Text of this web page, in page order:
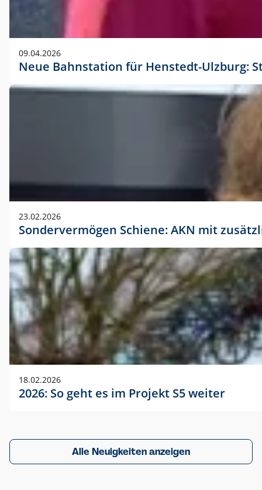
09.04.2026
Neue Bahnstation für Henstedt-Ulzburg:
23.02.2026
Sondervermögen Schiene: AKN mit
18.02.2026
2026: So geht es im Projekt S5 weiter
Alle Neuigkeiten anzeigen